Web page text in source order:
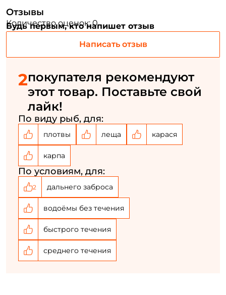
Отзывы
Количество оценок: 0
Будь первым, кто напишет отзыв
Написать отзыв
2покупателя рекомендуют
этот товар. Поставьте свой
лайк!
По виду рыб, для:
плотвы леща карася
карпа
По условиям, для:
2 дальнего заброса
водоёмы без течения
быстрого течения
среднего течения
Создать аккаунт
Email: *
Номер телефона: *
Придумайте пароль: *
Повторите пароль: *
Заполняя данную форму вы соглашаетесь на обработку
персональных данных
Создать аккаунт
У меня уже есть аккаунт